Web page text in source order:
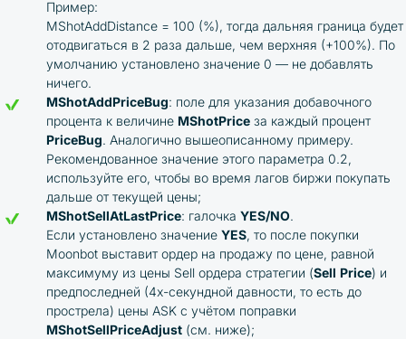
Пример:
MShotAddDistance = 100 (%), тогда дальняя граница будет
отодвигаться в 2 раза дальше, чем верхняя (+100%). По
умолчанию установлено значение 0 — не добавлять
ничего.
MShotAddPriceBug: поле для указания добавочного
процента к величине MShotPrice за каждый процент
PriceBug. Аналогично вышеописанному примеру.
Рекомендованное значение этого параметра 0.2,
используйте его, чтобы во время лагов биржи покупать
дальше от текущей цены;
MShotSellAtLastPrice: галочка YES/NO.
Если установлено значение YES, то после покупки
Moonbot выставит ордер на продажу по цене, равной
максимуму из цены Sell ордера стратегии (Sell Price) и
предпоследней (4х-секундной давности, то есть до
прострела) цены ASK с учётом поправки
MShotSellPriceAdjust (см. ниже);